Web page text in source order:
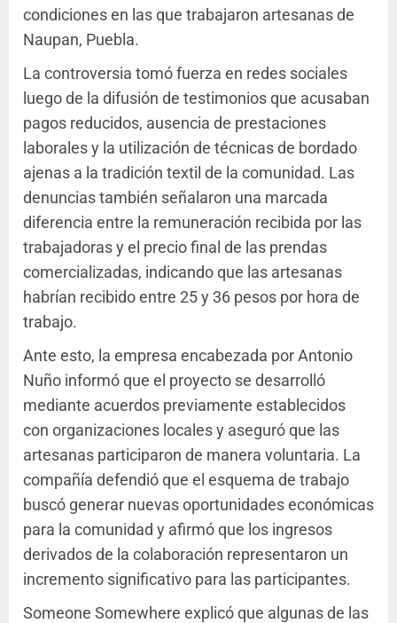
condiciones en las que trabajaron artesanas de
Naupan, Puebla.
La controversia tomó fuerza en redes sociales
luego de la difusión de testimonios que acusaban
pagos reducidos, ausencia de prestaciones
laborales y la utilización de técnicas de bordado
ajenas a la tradición textil de la comunidad. Las
denuncias también señalaron una marcada
diferencia entre la remuneración recibida por las
trabajadoras y el precio final de las prendas
comercializadas, indicando que las artesanas
habrían recibido entre 25 y 36 pesos por hora de
trabajo.
Ante esto, la empresa encabezada por Antonio
Nuño informó que el proyecto se desarrolló
mediante acuerdos previamente establecidos
con organizaciones locales y aseguró que las
artesanas participaron de manera voluntaria. La
compañía defendió que el esquema de trabajo
buscó generar nuevas oportunidades económicas
para la comunidad y afirmó que los ingresos
derivados de la colaboración representaron un
incremento significativo para las participantes.
Someone Somewhere explicó que algunas de las